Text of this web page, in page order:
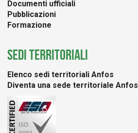
Documenti ufficiali
Pubblicazioni
Formazione
SEDI TERRITORIALI
Elenco sedi territoriali Anfos
Diventa una sede territoriale Anfos